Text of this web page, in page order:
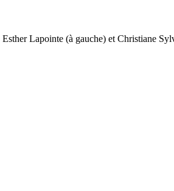
Lapointe (à gauche) et Christiane